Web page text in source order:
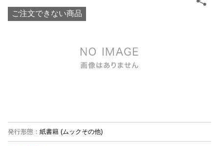
ご注文できない商品
発行形態 ： 紙書籍 (ムックその他)